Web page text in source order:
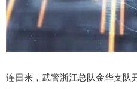
连日来，武警浙江总队金华支队